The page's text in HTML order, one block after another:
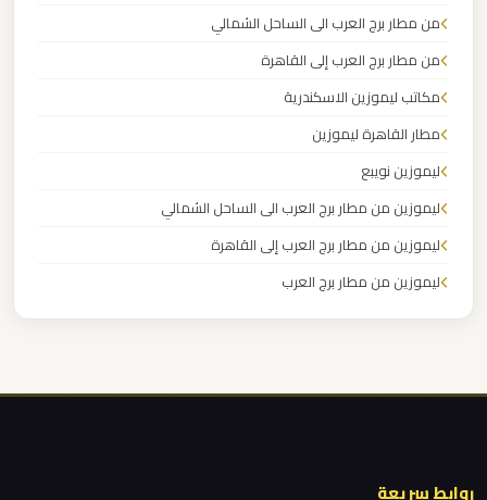
من مطار برج العرب الى الساحل الشمالي
من مطار برج العرب إلى القاهرة
مكاتب ليموزين الاسكندرية
مطار القاهرة ليموزين
ليموزين نويبع
ليموزين من مطار برج العرب الى الساحل الشمالي
ليموزين من مطار برج العرب إلى القاهرة
ليموزين من مطار برج العرب
ليموزين من مطار القاهرة
ليموزين من القاهرة الى مطار برج العرب
القاهرة
الساخن
ليموزين
القاهرة
أسعار
ليموزين
روابط سريعة